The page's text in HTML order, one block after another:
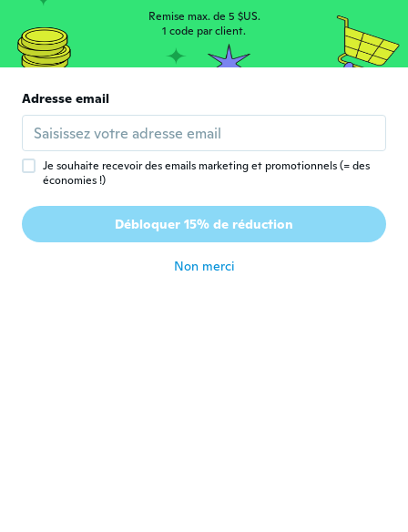
One of the best things I've ever got on
wish! So cute and so different, I love it!
三 三七絵
il y a 5 ans
C Inscrit depuis 2020 · 25 avis
Not great quality
Remise max. de 5 $US.
1 code par client.
Adresse email
Je souhaite recevoir des emails marketing et promotionnels (= des
économies !)
Débloquer 15% de réduction
Non merci